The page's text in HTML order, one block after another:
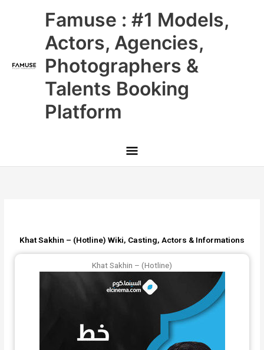
Famuse : #1 Models,
Actors, Agencies,
Photographers &
Talents Booking
Platform
Main
Menu
Khat Sakhin – (Hotline) Wiki, Casting, Actors & Informations
Khat Sakhin – (Hotline)